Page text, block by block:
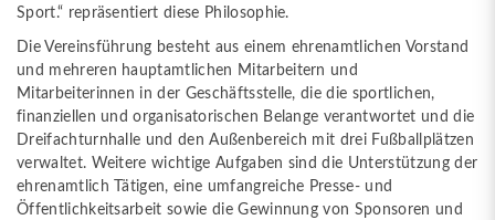
Sport.“ repräsentiert diese Philosophie.
Die Vereinsführung besteht aus einem ehrenamtlichen Vorstand
und mehreren hauptamtlichen Mitarbeitern und
Mitarbeiterinnen in der Geschäftsstelle, die die sportlichen,
finanziellen und organisatorischen Belange verantwortet und die
Dreifachturnhalle und den Außenbereich mit drei Fußballplätzen
verwaltet. Weitere wichtige Aufgaben sind die Unterstützung der
ehrenamtlich Tätigen, eine umfangreiche Presse- und
Öffentlichkeitsarbeit sowie die Gewinnung von Sponsoren und